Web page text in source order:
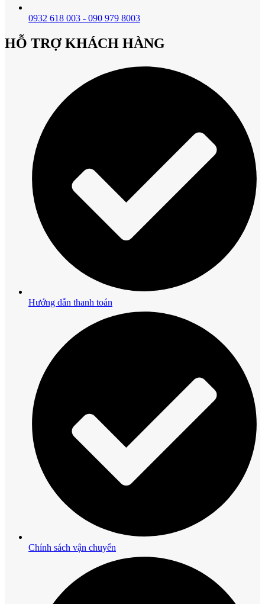
0932 618 003 - 090 979 8003
HỖ TRỢ KHÁCH HÀNG
Hướng dẫn thanh toán
Chính sách vận chuyển